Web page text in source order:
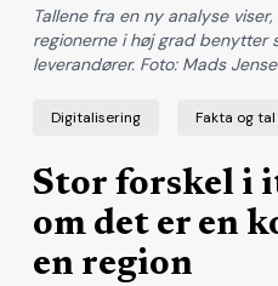
Digitalisering Fakta og tal
Stor forskel i
om det er en
en region
Tallene fra en ny analyse
regionerne i høj grad benytter
leverandører. Foto: Mads